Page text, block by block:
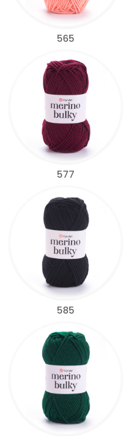
565
577
585